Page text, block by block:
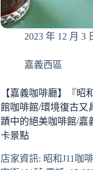
2023 年 12 月 3
嘉義西區
【嘉義咖啡廳】『昭
館咖啡館/環境復古又
蹟中的絕美咖啡館/嘉
卡景點
店家資訊: 昭和J11咖